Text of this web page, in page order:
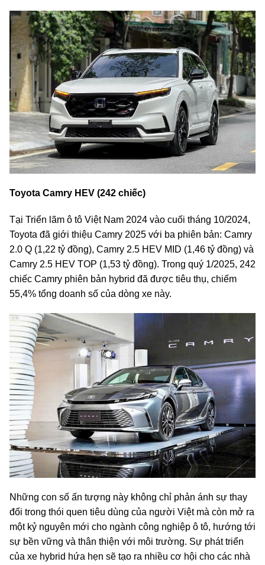
Toyota Camry HEV (242 chiếc)
Tại Triển lãm ô tô Việt Nam 2024 vào cuối tháng 10/2024,
Toyota đã giới thiệu Camry 2025 với ba phiên bản: Camry
2.0 Q (1,22 tỷ đồng), Camry 2.5 HEV MID (1,46 tỷ đồng) và
Camry 2.5 HEV TOP (1,53 tỷ đồng). Trong quý 1/2025, 242
chiếc Camry phiên bản hybrid đã được tiêu thụ, chiếm
55,4% tổng doanh số của dòng xe này.
Những con số ấn tượng này không chỉ phản ánh sự thay
đổi trong thói quen tiêu dùng của người Việt mà còn mở ra
một kỷ nguyên mới cho ngành công nghiệp ô tô, hướng tới
sự bền vững và thân thiện với môi trường. Sự phát triển
của xe hybrid hứa hẹn sẽ tạo ra nhiều cơ hội cho các nhà